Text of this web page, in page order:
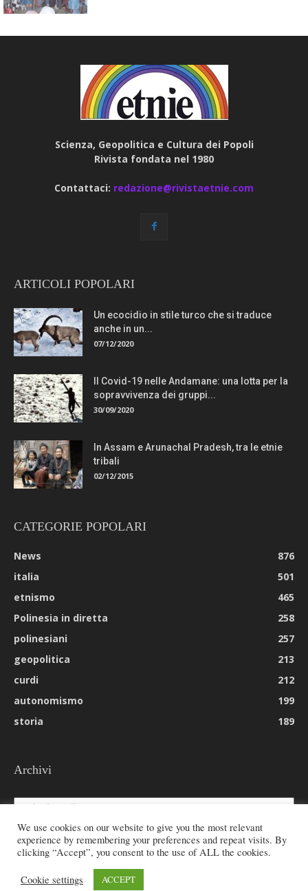
Scienza, Geopolitica e Cultura dei Popoli
Rivista fondata nel 1980
Contattaci: redazione@rivistaetnie.com
ARTICOLI POPOLARI
Un ecocidio in stile turco che si traduce
anche in un...
07/12/2020
Il Covid-19 nelle Andamane: una lotta per la
sopravvivenza dei gruppi...
30/09/2020
In Assam e Arunachal Pradesh, tra le etnie
tribali
02/12/2015
CATEGORIE POPOLARI
News
876
italia
501
etnismo
465
Polinesia in diretta
258
polinesiani
257
geopolitica
213
curdi
212
autonomismo
199
storia
189
Archivi
Archivi
© 2026 All rights reserved - Etnie -
We use cookies on our website to give you the most relevant
experience by remembering your preferences and repeat visits. By
clicking “Accept”, you consent to the use of ALL the cookies.
Cookie settings ACCEPT